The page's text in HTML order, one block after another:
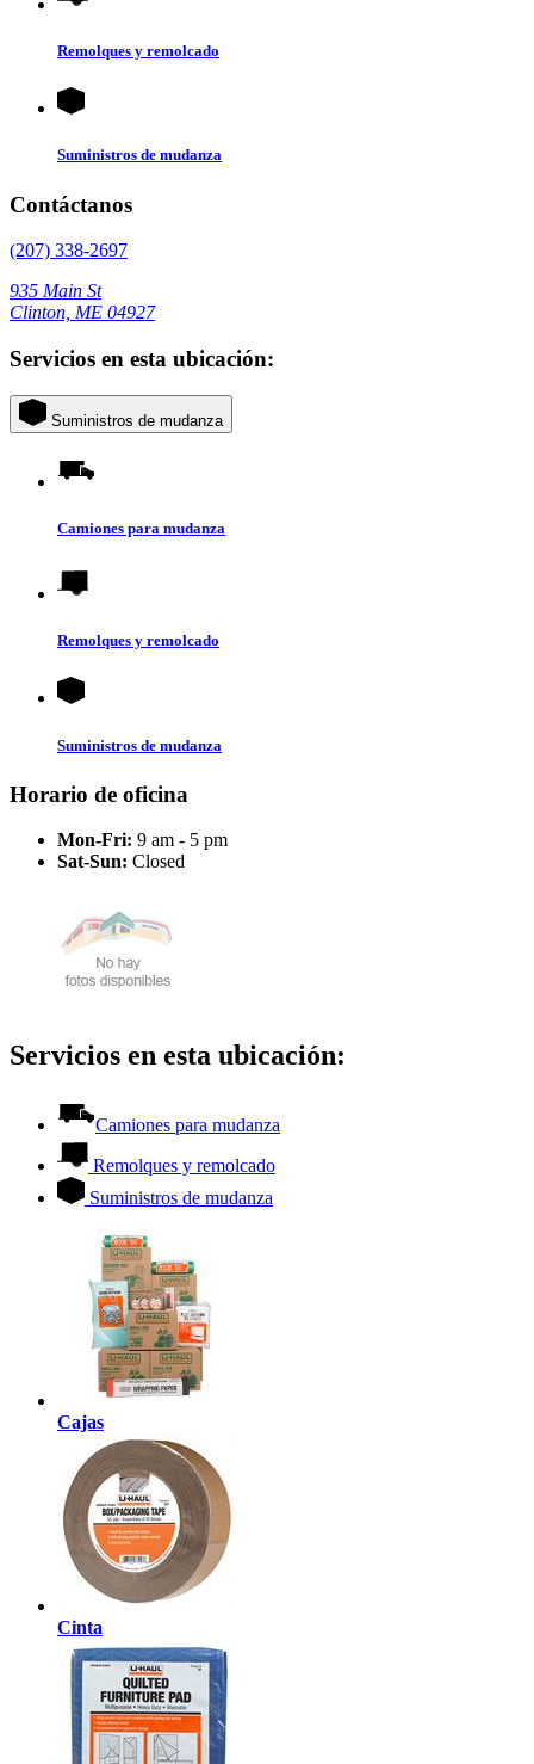
Remolques y remolcado
Suministros de mudanza
Contáctanos
(207) 338-2697
935 Main St
Clinton, ME 04927
Servicios en esta ubicación:
Suministros de mudanza
Camiones para mudanza
Remolques y remolcado
Suministros de mudanza
Horario de oficina
Mon-Fri: 9 am - 5 pm
Sat-Sun: Closed
Servicios en esta ubicación:
Camiones para mudanza
Remolques y remolcado
Suministros de mudanza
Cajas
Cinta